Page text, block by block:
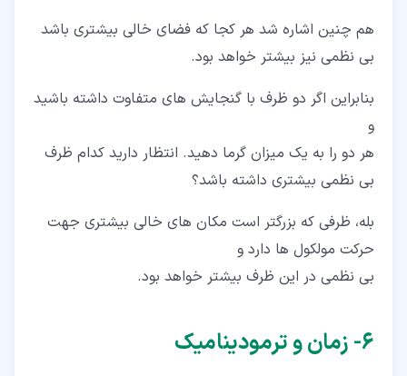
هم چنین اشاره شد هر کجا که فضای خالی بیشتری باشد
بی نظمی نیز بیشتر خواهد بود.
بنابراین اگر دو ظرف با گنجایش های متفاوت داشته باشید
و
هر دو را به یک میزان گرما دهید. انتظار دارید کدام ظرف
بی نظمی بیشتری داشته باشد؟
بله، ظرفی که بزرگتر است مکان های خالی بیشتری جهت
حرکت مولکول ها دارد و
بی نظمی در این ظرف بیشتر خواهد بود.
۶‏- زمان و ترمودینامیک